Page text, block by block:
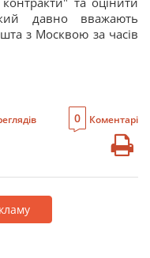
давно вважають
з Москвою за часів
0 Коментарі